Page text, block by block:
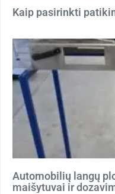
Kaip pasirinkti
Automobilių langų
maišytuvai ir